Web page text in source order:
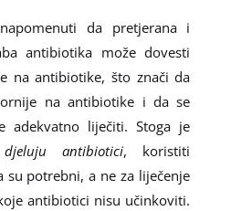
da pretjerana i
antibiotika može dovesti
na antibiotike, što znači da
na antibiotike i da se
adekvatno liječiti. Stoga je
antibiotici, koristiti
su potrebni, a ne za liječenje
antibiotici nisu učinkoviti.